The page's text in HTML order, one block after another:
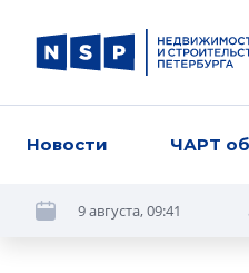
Новости ЧАРТ
9 августа, 09:41